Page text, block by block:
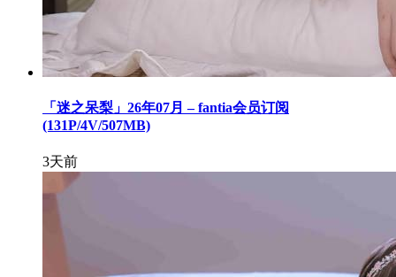
「迷之呆梨」26年07月 – fantia会员订阅
(131P/4V/507MB)
3天前